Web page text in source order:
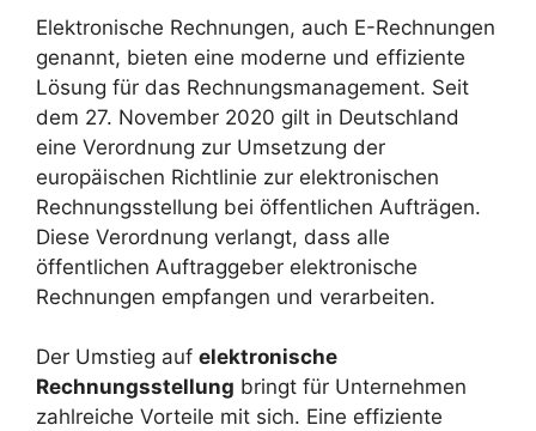
Elektronische Rechnungen, auch E-Rechnungen
genannt, bieten eine moderne und effiziente
Lösung für das Rechnungsmanagement. Seit
dem 27. November 2020 gilt in Deutschland
eine Verordnung zur Umsetzung der
europäischen Richtlinie zur elektronischen
Rechnungsstellung bei öffentlichen Aufträgen.
Diese Verordnung verlangt, dass alle
öffentlichen Auftraggeber elektronische
Rechnungen empfangen und verarbeiten.
Der Umstieg auf elektronische
Rechnungsstellung bringt für Unternehmen
zahlreiche Vorteile mit sich. Eine effiziente